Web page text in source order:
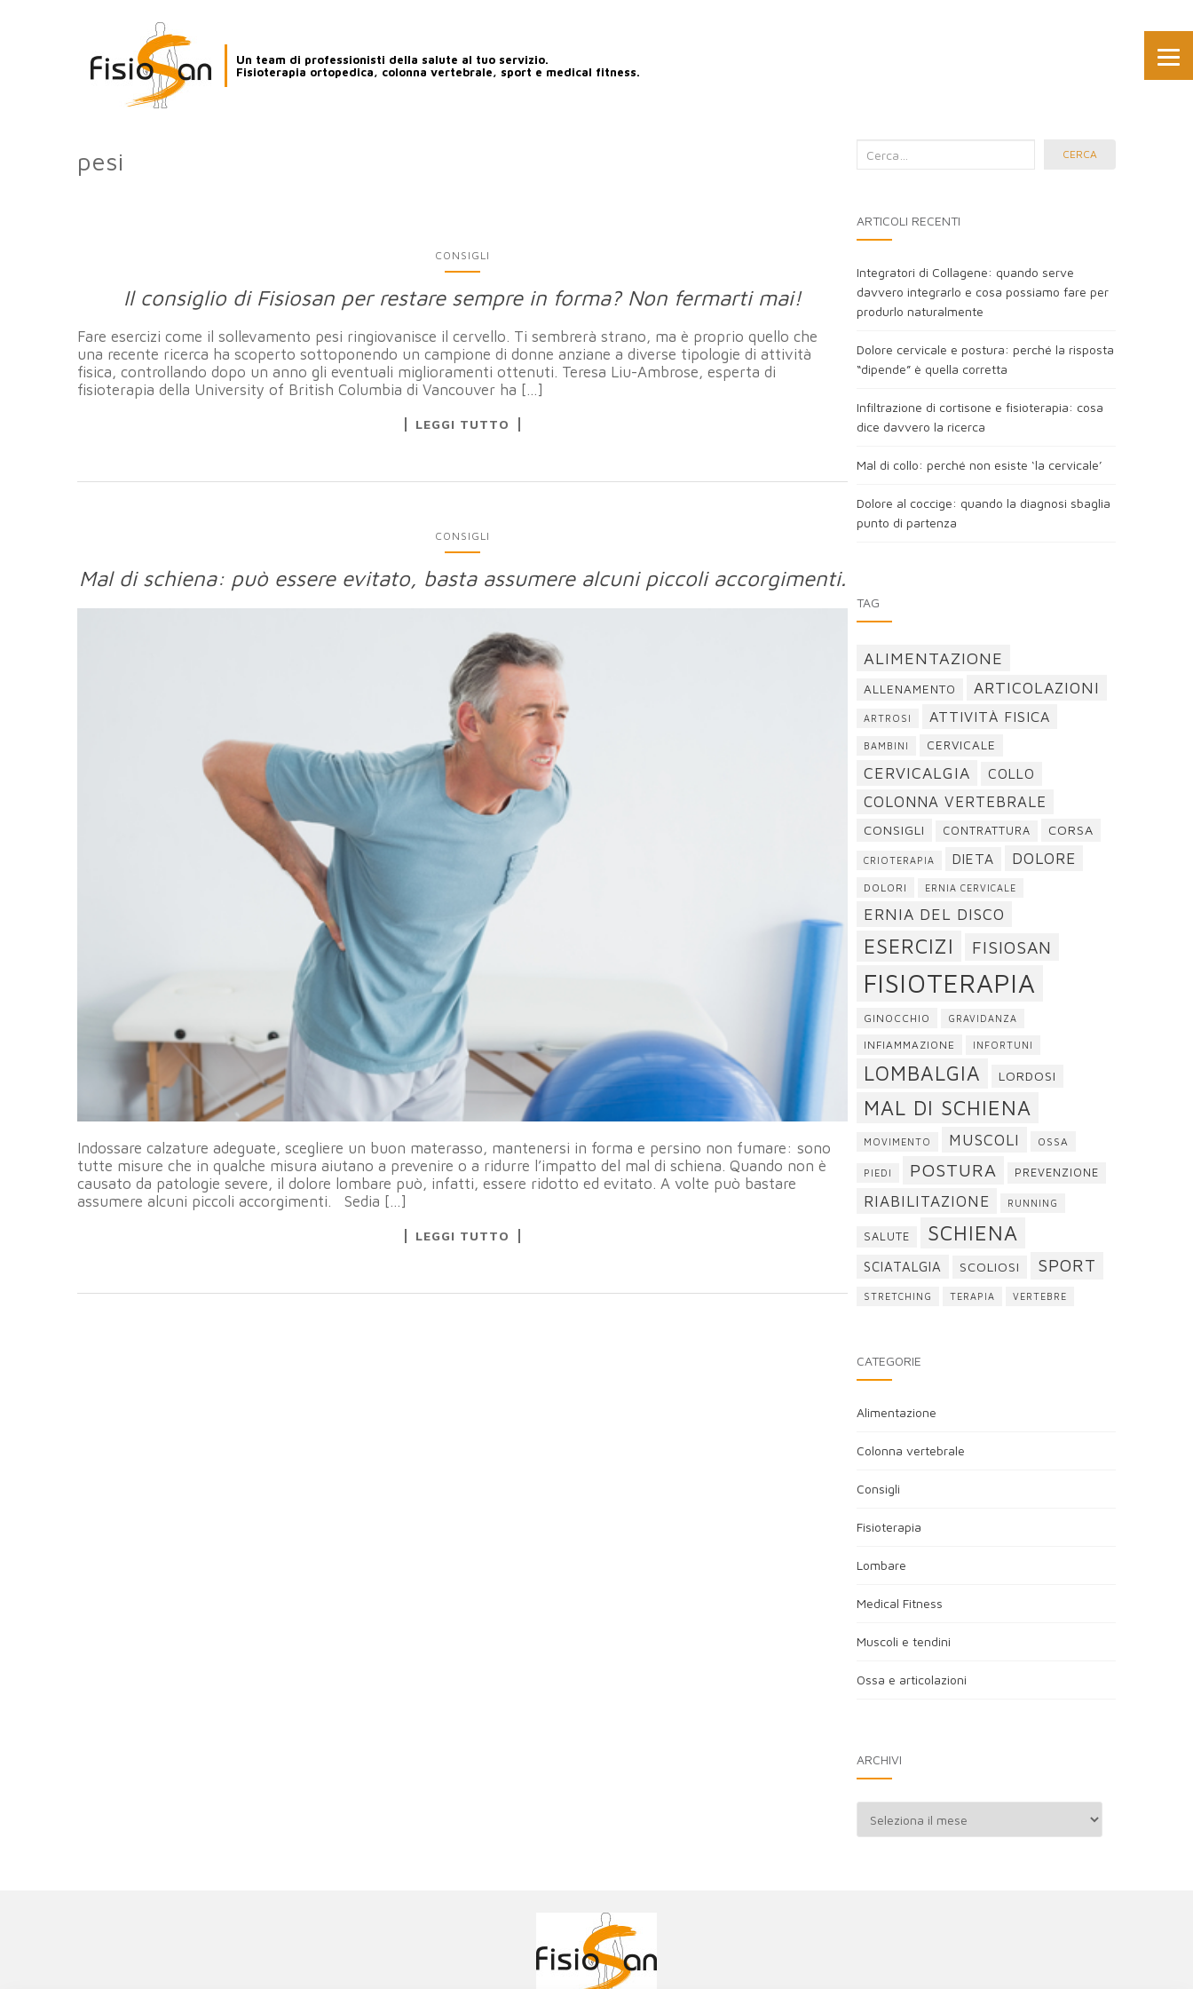
Un team di professionisti della salute al tuo servizio.
Fisioterapia ortopedica, colonna vertebrale, sport e medical fitness.
pesi
CONSIGLI
Il consiglio di Fisiosan per restare sempre in forma? Non fermarti mai!
Fare esercizi come il sollevamento pesi ringiovanisce il cervello. Ti sembrerà strano, ma è proprio quello che
una recente ricerca ha scoperto sottoponendo un campione di donne anziane a diverse tipologie di attività
fisica, controllando dopo un anno gli eventuali miglioramenti ottenuti. Teresa Liu-Ambrose, esperta di
fisioterapia della University of British Columbia di Vancouver ha […]
LEGGI TUTTO
CONSIGLI
Mal di schiena: può essere evitato, basta assumere alcuni piccoli accorgimenti.
Indossare calzature adeguate, scegliere un buon materasso, mantenersi in forma e persino non fumare: sono
tutte misure che in qualche misura aiutano a prevenire o a ridurre l’impatto del mal di schiena. Quando non è
causato da patologie severe, il dolore lombare può, infatti, essere ridotto ed evitato. A volte può bastare
assumere alcuni piccoli accorgimenti. Sedia […]
LEGGI TUTTO
Cerca
CERCA
ARTICOLI RECENTI
Integratori di Collagene: quando serve
davvero integrarlo e cosa possiamo fare per
produrlo naturalmente
Dolore cervicale e postura: perché la risposta
“dipende” è quella corretta
Infiltrazione di cortisone e fisioterapia: cosa
dice davvero la ricerca
Mal di collo: perché non esiste ‘la cervicale’
Dolore al coccige: quando la diagnosi sbaglia
punto di partenza
TAG
ALIMENTAZIONE
ALLENAMENTO ARTICOLAZIONI
ARTROSI ATTIVITÀ FISICA
BAMBINI CERVICALE
CERVICALGIA COLLO
COLONNA VERTEBRALE
CONSIGLI CONTRATTURA CORSA
CRIOTERAPIA DIETA DOLORE
DOLORI ERNIA CERVICALE
ERNIA DEL DISCO
ESERCIZI FISIOSAN
FISIOTERAPIA
GINOCCHIO GRAVIDANZA
INFIAMMAZIONE INFORTUNI
LOMBALGIA LORDOSI
MAL DI SCHIENA
MOVIMENTO MUSCOLI OSSA
PIEDI POSTURA PREVENZIONE
RIABILITAZIONE RUNNING
SALUTE SCHIENA
SCIATALGIA SCOLIOSI SPORT
STRETCHING TERAPIA VERTEBRE
CATEGORIE
Alimentazione
Colonna vertebrale
Consigli
Fisioterapia
Lombare
Medical Fitness
Muscoli e tendini
Ossa e articolazioni
ARCHIVI
Archivi